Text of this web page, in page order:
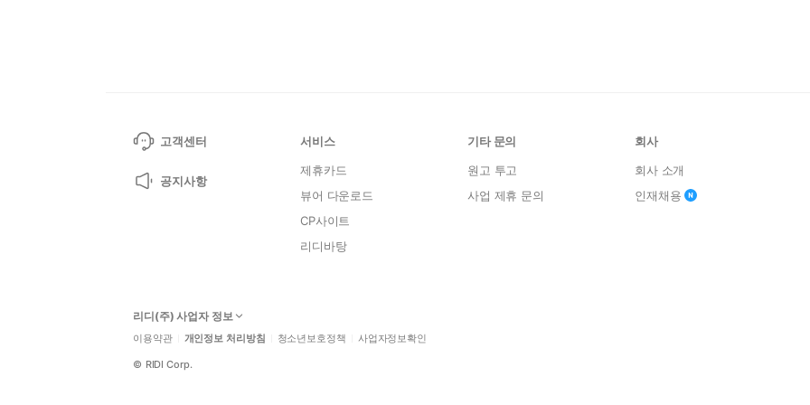
고객센터
공지사항
서비스
제휴카드
뷰어 다운로드
CP사이트
리디바탕
기타 문의
원고 투고
사업 제휴 문의
회사
회사 소개
인재채용
리디(주) 사업자 정보
이용약관 개인정보 처리방침 청소년보호정책 사업자정보확인
© RIDI Corp.